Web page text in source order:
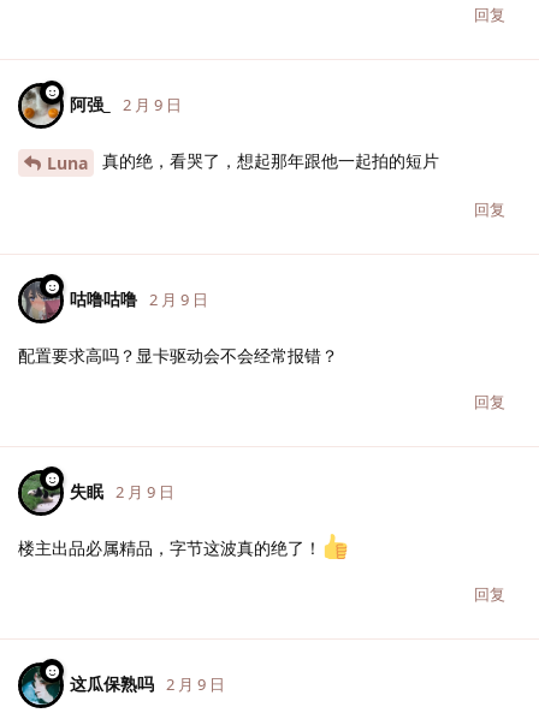
回复
阿强_ 2 月 9 日
Luna 真的绝，看哭了，想起那年跟他一起拍的短片
回复
咕噜咕噜 2 月 9 日
配置要求高吗？显卡驱动会不会经常报错？
回复
失眠 2 月 9 日
楼主出品必属精品，字节这波真的绝了！
回复
这瓜保熟吗 2 月 9 日